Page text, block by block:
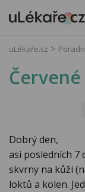
uLékaře.cz
Dobrý den,
asi posledních 7
skvrny na kůži
loktů a kolen.